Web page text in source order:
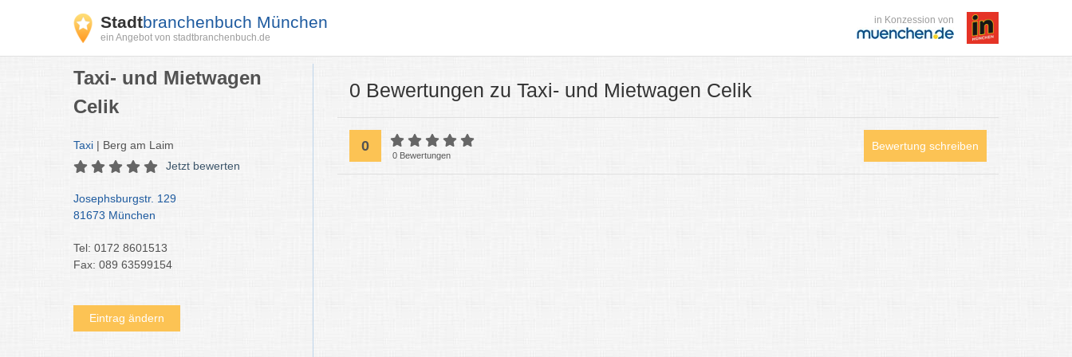
Stadtbranchenbuch München
ein Angebot von stadtbranchenbuch.de
in Konzession von
Taxi- und Mietwagen
Celik
Taxi | Berg am Laim
Jetzt bewerten
Josephsburgstr. 129
81673 München
Tel: 0172 8601513
Fax: 089 63599154
Eintrag ändern
0 Bewertungen zu Taxi- und Mietwagen Celik
0
0 Bewertungen
Bewertung schreiben